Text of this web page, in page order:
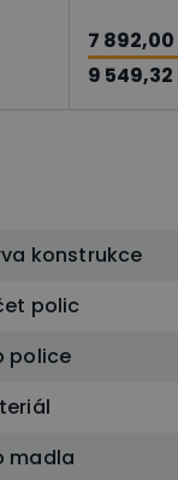
7 892,00
9 549,32
konstrukce
polic
police
madla